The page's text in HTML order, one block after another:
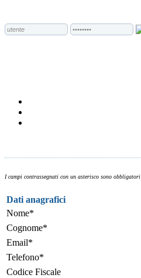
I campi contrassegnati con un asterisco sono obbligatori
Dati anagrafici
Nome*
Cognome*
Email*
Telefono*
Codice Fiscale